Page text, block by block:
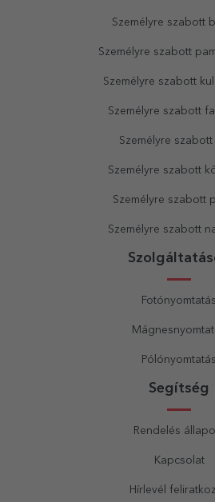
Személyre szabott
Személyre szabott
Személyre szabott
Személyre szabott
Személyre
Személyre szabott
Személyre szabott
Személyre szabott
Fotónyomtatás
Pólónyomtatás
Segítség
Rendelés
Kapcsolat
Hírlevél